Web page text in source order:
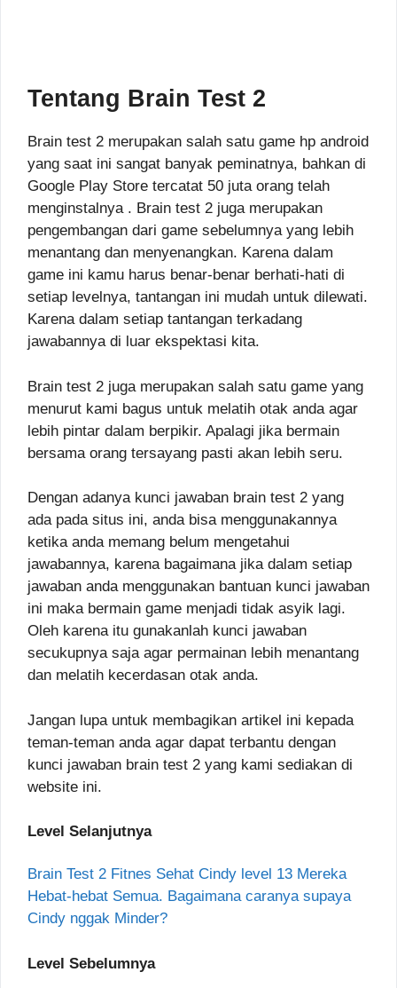
Tentang Brain Test 2
Brain test 2 merupakan salah satu game hp android
yang saat ini sangat banyak peminatnya, bahkan di
Google Play Store tercatat 50 juta orang telah
menginstalnya . Brain test 2 juga merupakan
pengembangan dari game sebelumnya yang lebih
menantang dan menyenangkan. Karena dalam
game ini kamu harus benar-benar berhati-hati di
setiap levelnya, tantangan ini mudah untuk dilewati.
Karena dalam setiap tantangan terkadang
jawabannya di luar ekspektasi kita.
Brain test 2 juga merupakan salah satu game yang
menurut kami bagus untuk melatih otak anda agar
lebih pintar dalam berpikir. Apalagi jika bermain
bersama orang tersayang pasti akan lebih seru.
Dengan adanya kunci jawaban brain test 2 yang
ada pada situs ini, anda bisa menggunakannya
ketika anda memang belum mengetahui
jawabannya, karena bagaimana jika dalam setiap
jawaban anda menggunakan bantuan kunci jawaban
ini maka bermain game menjadi tidak asyik lagi.
Oleh karena itu gunakanlah kunci jawaban
secukupnya saja agar permainan lebih menantang
dan melatih kecerdasan otak anda.
Jangan lupa untuk membagikan artikel ini kepada
teman-teman anda agar dapat terbantu dengan
kunci jawaban brain test 2 yang kami sediakan di
website ini.
Level Selanjutnya
Brain Test 2 Fitnes Sehat Cindy level 13 Mereka
Hebat-hebat Semua. Bagaimana caranya supaya
Cindy nggak Minder?
Level Sebelumnya